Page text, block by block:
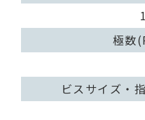
極数
ビスサイズ・